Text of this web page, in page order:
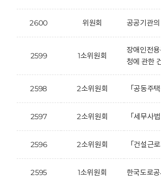
2600 위원회 공공기관
2599 1소위원회
장애인전
청에 관한
2598 2소위원회 「공동주
2597 2소위원회 「세무사
2596 2소위원회 「건설근
2595 1소위원회 한국도로